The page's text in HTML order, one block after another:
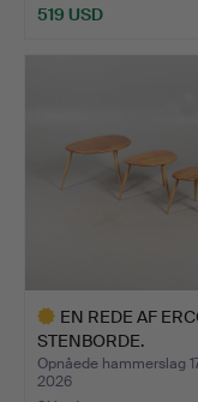
519 USD
EN REDE AF
STENBORDE.
Opnåede hammerslag
2026